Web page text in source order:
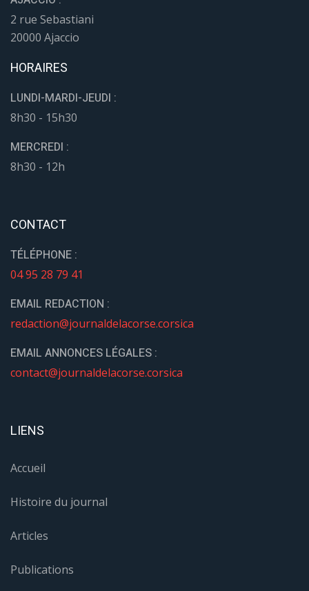
2 rue Sebastiani
20000 Ajaccio
HORAIRES
LUNDI-MARDI-JEUDI :
8h30 - 15h30
MERCREDI :
8h30 - 12h
CONTACT
TÉLÉPHONE :
04 95 28 79 41
EMAIL REDACTION :
redaction@journaldelacorse.corsica
EMAIL ANNONCES LÉGALES :
contact@journaldelacorse.corsica
LIENS
Accueil
Histoire du journal
Articles
Publications